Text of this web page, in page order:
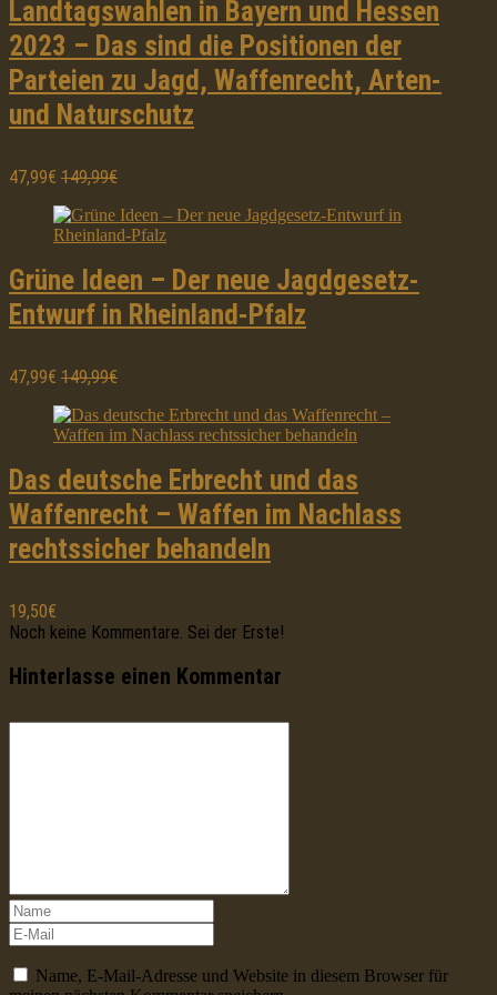
Landtagswahlen in Bayern und Hessen
2023 – Das sind die Positionen der
Parteien zu Jagd, Waffenrecht, Arten-
und Naturschutz
47,99€ 149,99€
Grüne Ideen – Der neue Jagdgesetz-
Entwurf in Rheinland-Pfalz
47,99€ 149,99€
Das deutsche Erbrecht und das
Waffenrecht – Waffen im Nachlass
rechtssicher behandeln
19,50€
Noch keine Kommentare. Sei der Erste!
Hinterlasse einen Kommentar
Name, E-Mail-Adresse und Website in diesem Browser für